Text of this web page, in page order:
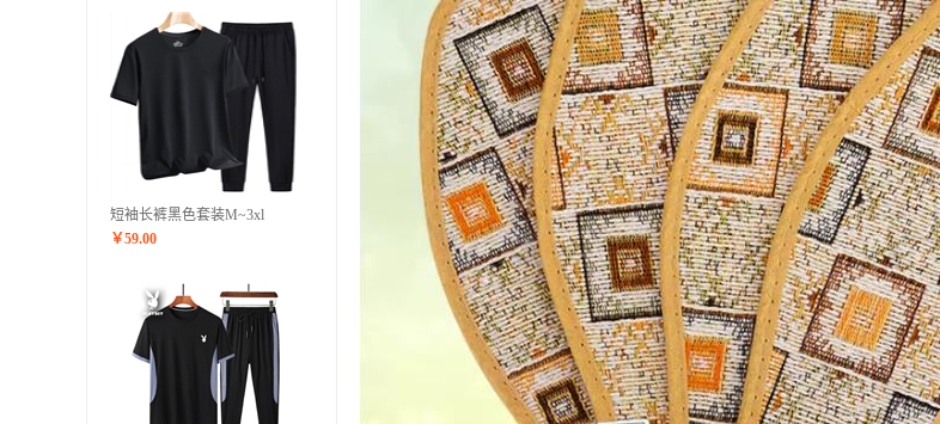
短袖长裤黑色套装M~3xl
￥59.00